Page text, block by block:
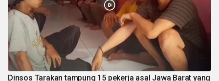
Dinsos Tarakan tampung 15 pekerja asal Jawa Barat yang